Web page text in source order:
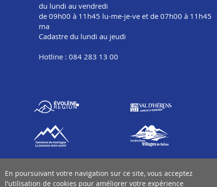
du lundi au vendredi
de 09h00 à 11h45 lu-me-je-ve et de 07h00 à 11h45
ma
Cadastre du lundi au jeudi
Hotline : 084 283 13 00
En poursuivant votre navigation sur ce site, vous acceptez
l'utilisation de cookies pour améliorer votre expérience